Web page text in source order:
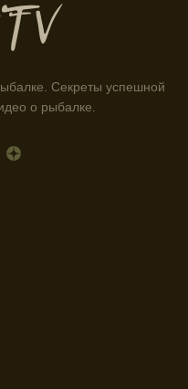
области? Это
рыбалки, и прогноз
разные факторы,
луны и погодные
для рыбалки.
фазы луны и
Московской
Секреты успешной
о рыбалке.